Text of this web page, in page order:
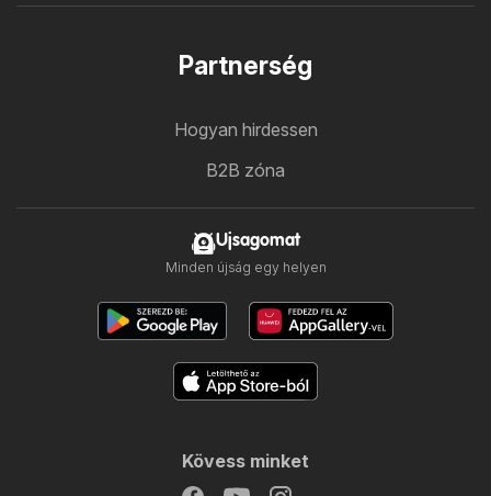
Partnerség
Hogyan hirdessen
B2B zóna
Ujsagomat
Minden újság egy helyen
Kövess minket